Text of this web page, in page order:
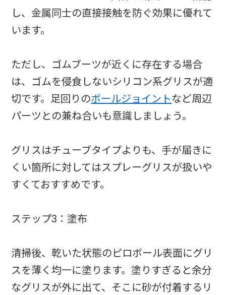
し、金属同士の直接接触を防ぐ効果に優れて
います。
ただし、ゴムブーツが近くに存在する場合
は、ゴムを侵食しないシリコン系グリスが適
切です。足回りのボールジョイントなど周辺
パーツとの兼ね合いも意識しましょう。
グリスはチューブタイプよりも、手が届きに
くい箇所に対してはスプレーグリスが扱いや
すくておすすめです。
ステップ3：塗布
清掃後、乾いた状態のピロボール表面にグリ
スを薄く均一に塗ります。塗りすぎると余分
なグリスが外に出て、そこに砂が付着するリ